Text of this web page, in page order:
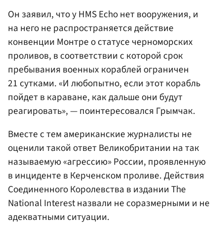
Он заявил, что у HMS Echo нет вооружения, и
на него не распространяется действие
конвенции Монтре о статусе черноморских
проливов, в соответствии с которой срок
пребывания военных кораблей ограничен
21 сутками. «И любопытно, если этот корабль
пойдет в караване, как дальше они будут
реагировать», — поинтересовался Грымчак.
Вместе с тем американские журналисты не
оценили такой ответ Великобритании на так
называемую «агрессию» России, проявленную
в инциденте в Керченском проливе. Действия
Соединенного Королевства в издании The
National Interest назвали не соразмерными и не
адекватными ситуации.